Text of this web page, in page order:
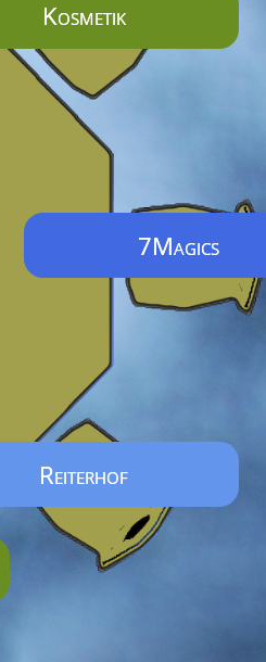
7Magics
Reiterhof
Kosmetik